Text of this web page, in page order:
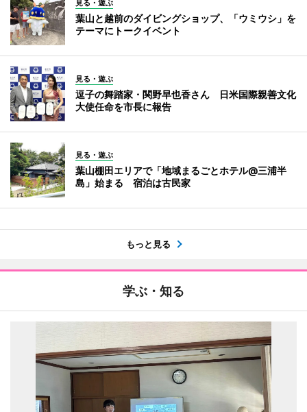
見る・遊ぶ
葉山と越前のダイビングショップ、「ウミウシ」を
テーマにトークイベント
見る・遊ぶ
逗子の舞踏家・関野早也香さん 日米国際親善文化
大使任命を市長に報告
見る・遊ぶ
葉山棚田エリアで「地域まるごとホテル@三浦半
島」始まる 宿泊は古民家
もっと見る
学ぶ・知る